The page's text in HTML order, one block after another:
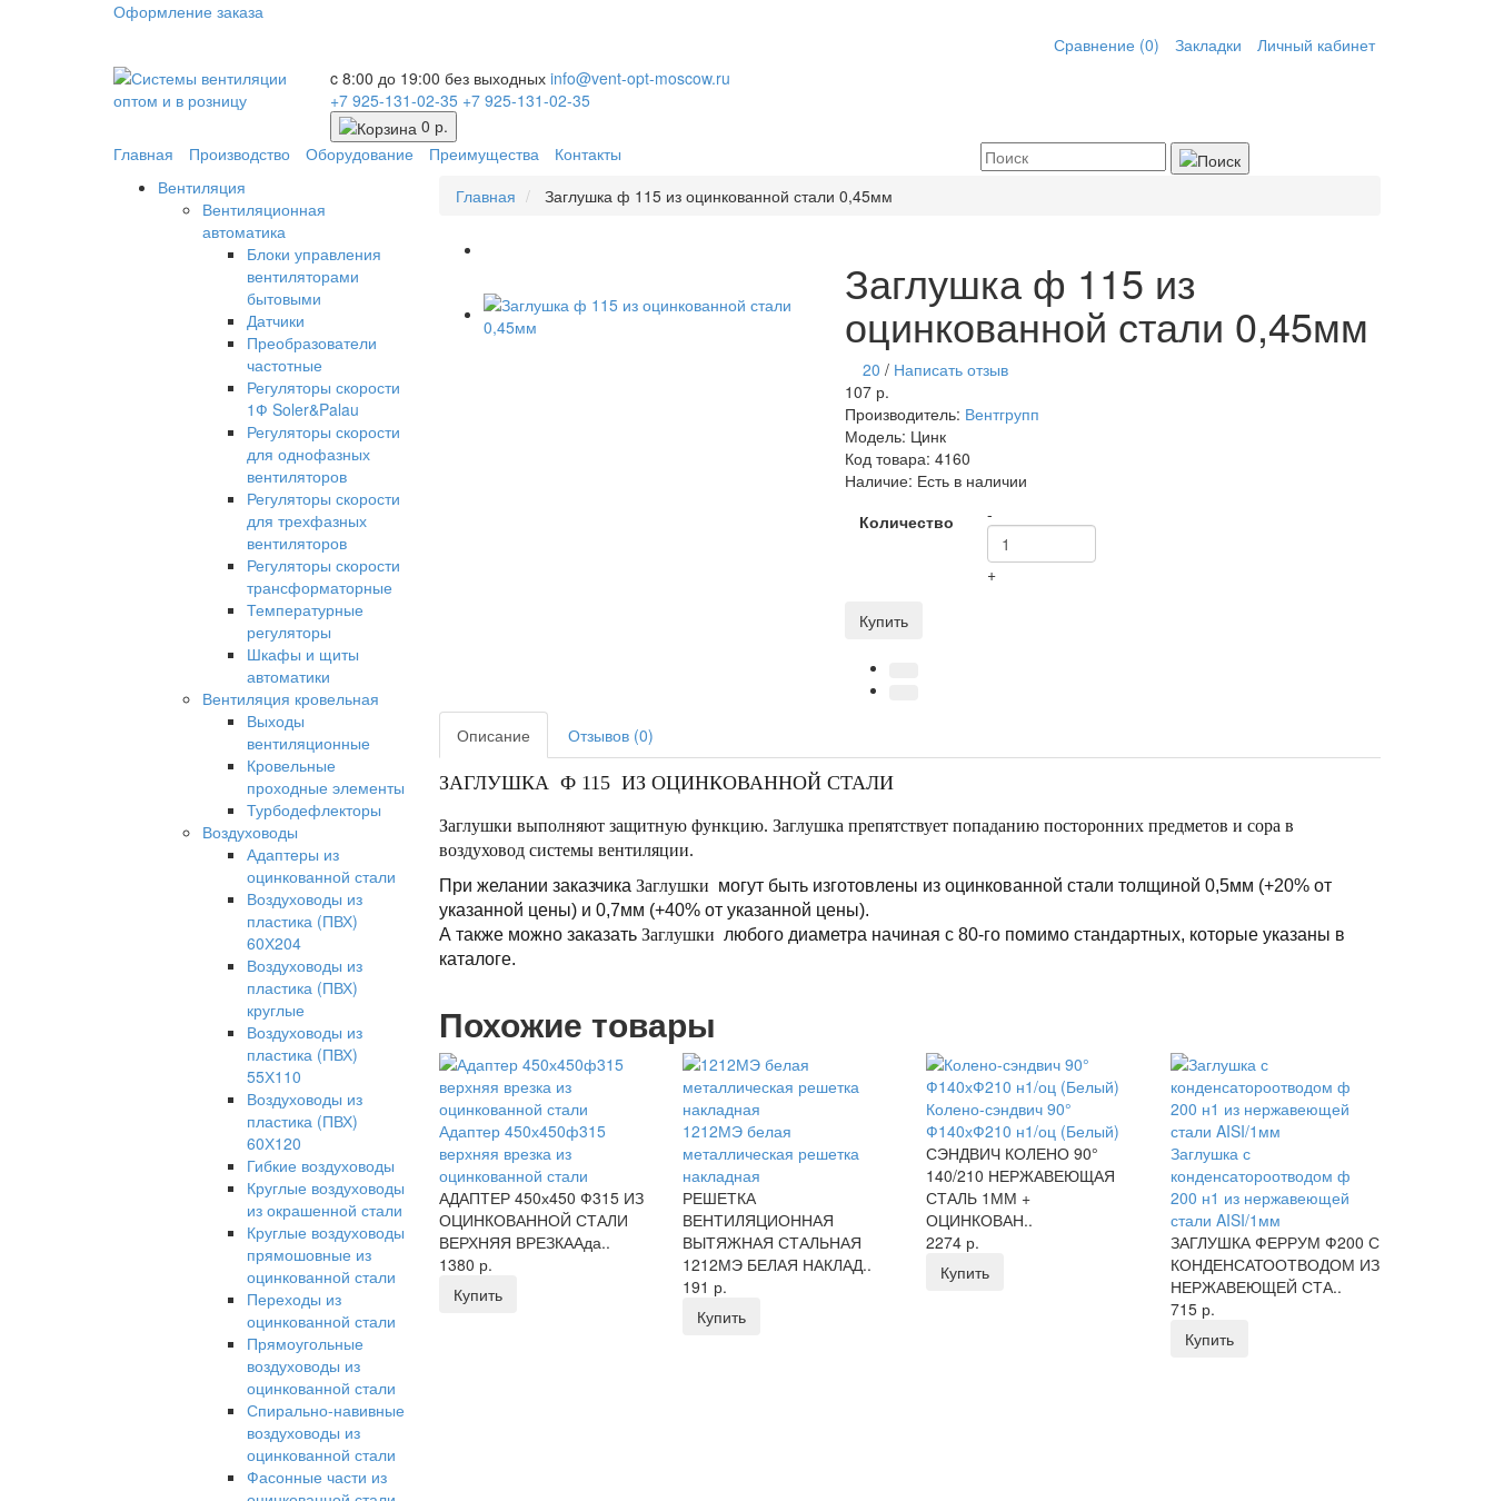
Оформление заказа
Сравнение (0)
Закладки
Личный кабинет
c 8:00 до 19:00 без выходных info@vent-opt-moscow.ru
+7 925-131-02-35 +7 925-131-02-35
0 р.
Главная
Производство Оборудование Преимущества
Контакты
Вентиляция
Вентиляционная
автоматика
Блоки управления
вентиляторами
бытовыми
Датчики
Преобразователи
частотные
Регуляторы скорости
1Ф Soler&Palau
Регуляторы скорости
для однофазных
вентиляторов
Регуляторы скорости
для трехфазных
вентиляторов
Регуляторы скорости
трансформаторные
Температурные
регуляторы
Шкафы и щиты
автоматики
Вентиляция кровельная
Выходы
вентиляционные
Кровельные
проходные элементы
Турбодефлекторы
Воздуховоды
Адаптеры из
оцинкованной стали
Воздуховоды из
пластика (ПВХ)
60Х204
Воздуховоды из
пластика (ПВХ)
круглые
Воздуховоды из
пластика (ПВХ)
55Х110
Воздуховоды из
пластика (ПВХ)
60Х120
Гибкие воздуховоды
Круглые воздуховоды
из окрашенной стали
Круглые воздуховоды
прямошовные из
оцинкованной стали
Переходы из
оцинкованной стали
Прямоугольные
воздуховоды из
оцинкованной стали
Спирально-навивные
воздуховоды из
оцинкованной стали
Фасонные части из
Главная Заглушка ф 115 из оцинкованной стали 0,45мм
Заглушка ф 115 из
оцинкованной стали 0,45мм
20 / Написать отзыв
107 р.
Производитель: Вентгрупп
Модель: Цинк
Код товара:4160
Наличие: Есть в наличии
Количество
-
+
Купить
Описание Отзывов (0)
ЗАГЛУШКА Ф 115 ИЗ ОЦИНКОВАННОЙ СТАЛИ
Заглушки выполняют защитную функцию. Заглушка препятствует попаданию посторонних предметов и сора в
воздуховод системы вентиляции.
При желании заказчика Заглушки могут быть изготовлены из оцинкованной стали толщиной 0,5мм (+20% от
указанной цены) и 0,7мм (+40% от указанной цены).
А также можно заказать Заглушки любого диаметра начиная с 80-го помимо стандартных, которые указаны в
каталоге.
Похожие товары
Адаптер 450х450ф315
верхняя врезка из
оцинкованной стали
АДАПТЕР 450х450 Ф315 ИЗ
ОЦИНКОВАННОЙ СТАЛИ
ВЕРХНЯЯ ВРЕЗКААда..
1380 р.
Купить
1212МЭ белая
металлическая решетка
накладная
РЕШЕТКА
ВЕНТИЛЯЦИОННАЯ
ВЫТЯЖНАЯ СТАЛЬНАЯ
1212МЭ БЕЛАЯ НАКЛАД..
191 р.
Купить
Колено-сэндвич 90°
Ф140хФ210 н1/оц (Белый)
СЭНДВИЧ КОЛЕНО 90°
140/210 НЕРЖАВЕЮЩАЯ
СТАЛЬ 1ММ +
ОЦИНКОВАН..
2274 р.
Купить
Заглушка с
конденсатороотводом ф
200 н1 из нержавеющей
стали AISI/1мм
ЗАГЛУШКА ФЕРРУМ Ф200 С
КОНДЕНСАТООТВОДОМ ИЗ
НЕРЖАВЕЮЩЕЙ СТА..
715 р.
Купить